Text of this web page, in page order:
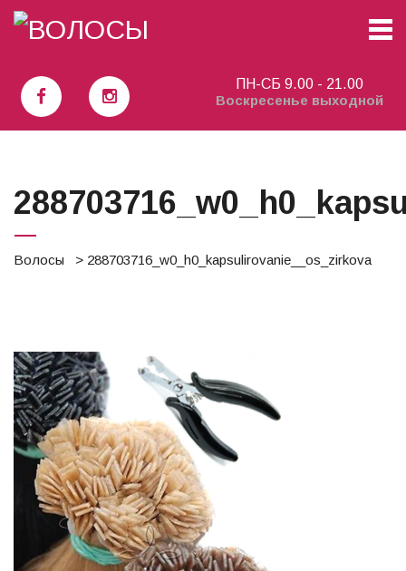
волосы в Ташкенте
ПН-СБ 9.00 - 21.00
Воскресенье выходной
Волосы > 288703716_w0_h0_kapsulirovanie__os_zirkova